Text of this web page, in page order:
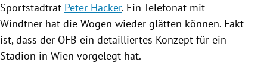
Sportstadtrat Peter Hacker. Ein Telefonat mit
Windtner hat die Wogen wieder glätten können. Fakt
ist, dass der ÖFB ein detailliertes Konzept für ein
Stadion in Wien vorgelegt hat.